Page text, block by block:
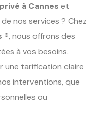
à Cannes et
de nos services ? Chez
®, nous offrons des
à vos besoins.
une tarification claire
interventions, que
ou